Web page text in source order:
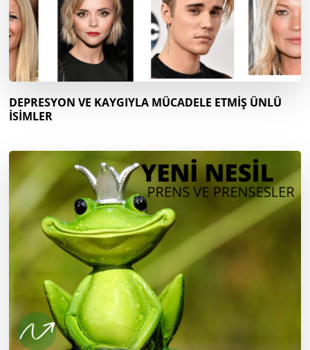
DEPRESYON VE KAYGIYLA MÜCADELE ETMİŞ ÜNLÜ
İSİMLER